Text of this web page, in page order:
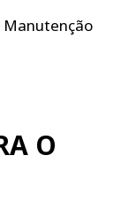
Manutenção
O